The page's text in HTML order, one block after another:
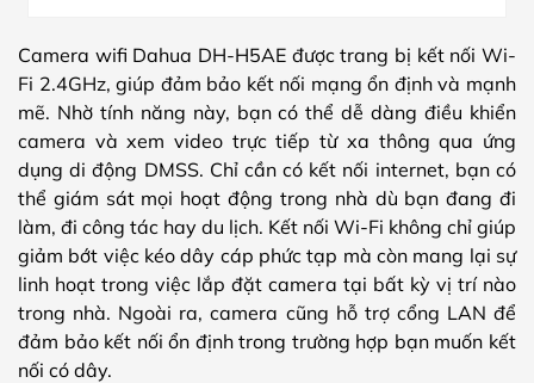
Camera wifi Dahua DH-H5AE được trang bị kết nối Wi-
Fi 2.4GHz, giúp đảm bảo kết nối mạng ổn định và mạnh
mẽ. Nhờ tính năng này, bạn có thể dễ dàng điều khiển
camera và xem video trực tiếp từ xa thông qua ứng
dụng di động DMSS. Chỉ cần có kết nối internet, bạn có
thể giám sát mọi hoạt động trong nhà dù bạn đang đi
làm, đi công tác hay du lịch. Kết nối Wi-Fi không chỉ giúp
giảm bớt việc kéo dây cáp phức tạp mà còn mang lại sự
linh hoạt trong việc lắp đặt camera tại bất kỳ vị trí nào
trong nhà. Ngoài ra, camera cũng hỗ trợ cổng LAN để
đảm bảo kết nối ổn định trong trường hợp bạn muốn kết
nối có dây.